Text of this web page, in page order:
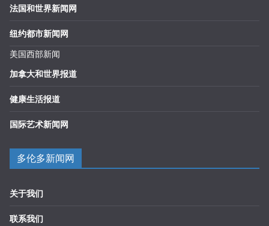
法国和世界新闻网
纽约都市新闻网
美国西部新闻
加拿大和世界报道
健康生活报道
国际艺术新闻网
多伦多新闻网
关于我们
联系我们